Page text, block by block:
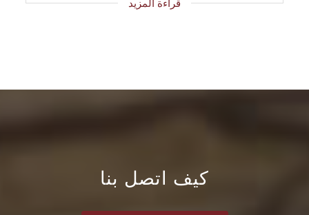
قراءة المزيد
كيف اتصل بنا